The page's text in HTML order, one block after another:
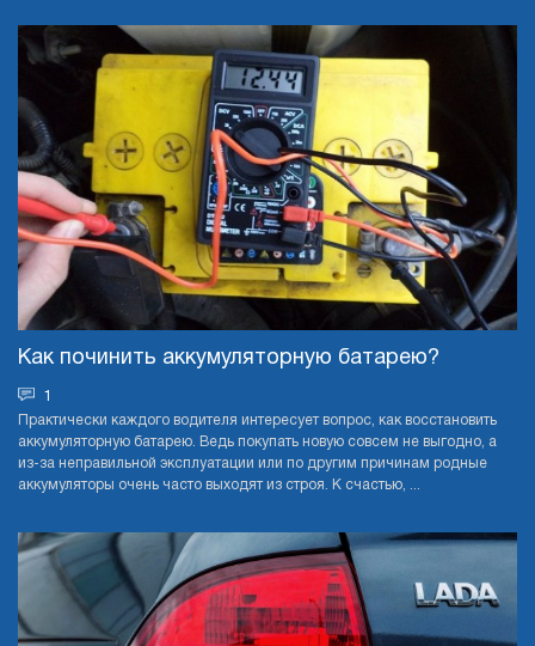
Как починить аккумуляторную батарею?
1
Практически каждого водителя интересует вопрос, как восстановить
аккумуляторную батарею. Ведь покупать новую совсем не выгодно, а
из-за неправильной эксплуатации или по другим причинам родные
аккумуляторы очень часто выходят из строя. К счастью, ...